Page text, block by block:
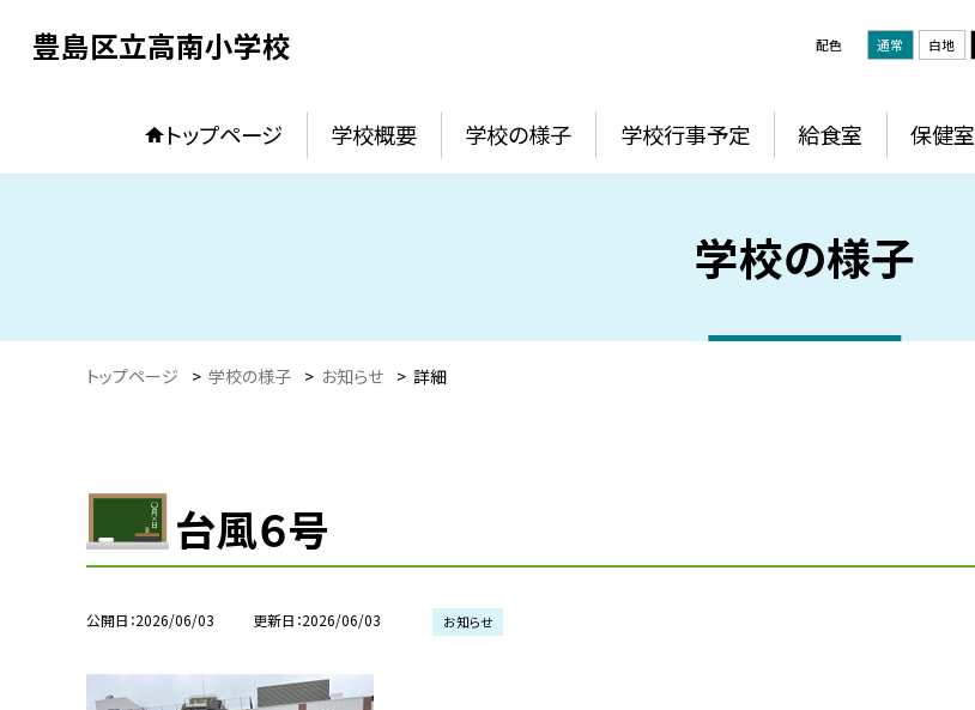
豊島区立高南小学校 配色 通常 白地
トップページ 学校概要 学校の様子 学校行事予定 給食室 保健室
学校の様子
トップページ > 学校の様子 > お知らせ > 詳細
台風６号
公開日 2026/06/03 更新日 2026/06/03 お知らせ